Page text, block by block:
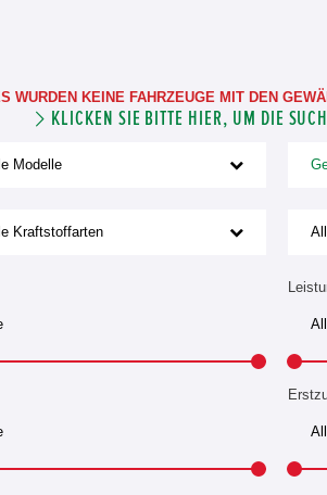
WURDEN KEINE FAHRZEUGE MIT DEN
KLICKEN SIE BITTE HIER, UM DIE
Modelle
Kraftstoffarten